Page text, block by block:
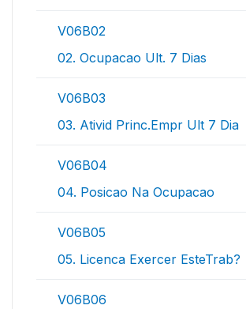
V06B02
02. Ocupacao Ult. 7 Dias
V06B03
03. Ativid Princ.Empr Ult 7 Dia
V06B04
04. Posicao Na Ocupacao
V06B05
05. Licenca Exercer EsteTrab?
V06B06